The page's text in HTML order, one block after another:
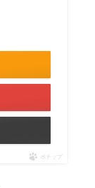
ポチップ